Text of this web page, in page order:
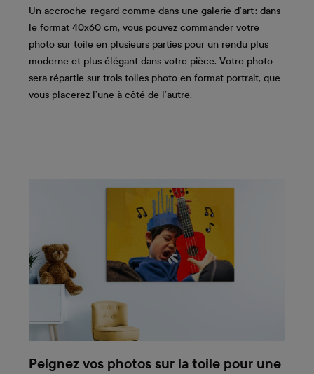
Un accroche-regard comme dans une galerie d’art : dans
le format 40x60 cm, vous pouvez commander votre
photo sur toile en plusieurs parties pour un rendu plus
moderne et plus élégant dans votre pièce. Votre photo
sera répartie sur trois toiles photo en format portrait, que
vous placerez l’une à côté de l’autre.
Peignez vos photos sur la toile pour une